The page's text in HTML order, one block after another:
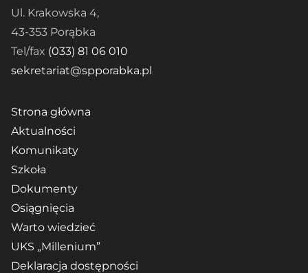
Ul. Krakowska 4,
43-353 Porąbka
Tel/fax (033) 81 06 010
sekretariat@spporabka.pl
Strona główna
Aktualności
Komunikaty
Szkoła
Dokumenty
Osiągnięcia
Warto wiedzieć
UKS „Millenium”
Deklaracja dostępności